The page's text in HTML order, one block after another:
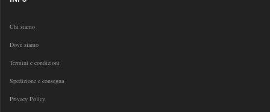
Chi siamo
Dove siamo
Termini e condizioni
Spedizione e consegna
Privacy Policy